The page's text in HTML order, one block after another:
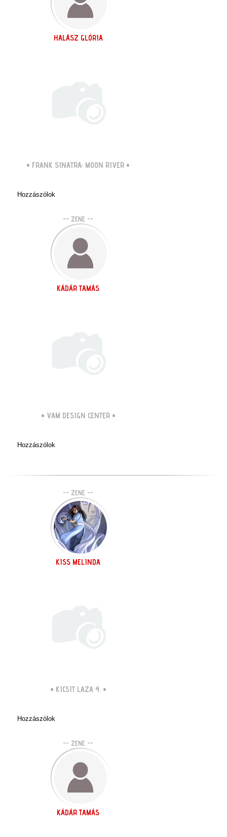
HALÁSZ GLÓRIA
• FRANK SINATRA: MOON RIVER •
Hozzászólok
-- ZENE --
KÁDÁR TAMÁS
• VAM DESIGN CENTER•
Hozzászólok
-- ZENE --
KISS MELINDA
• KICSIT LAZA 4. •
Hozzászólok
-- ZENE --
KÁDÁR TAMÁS